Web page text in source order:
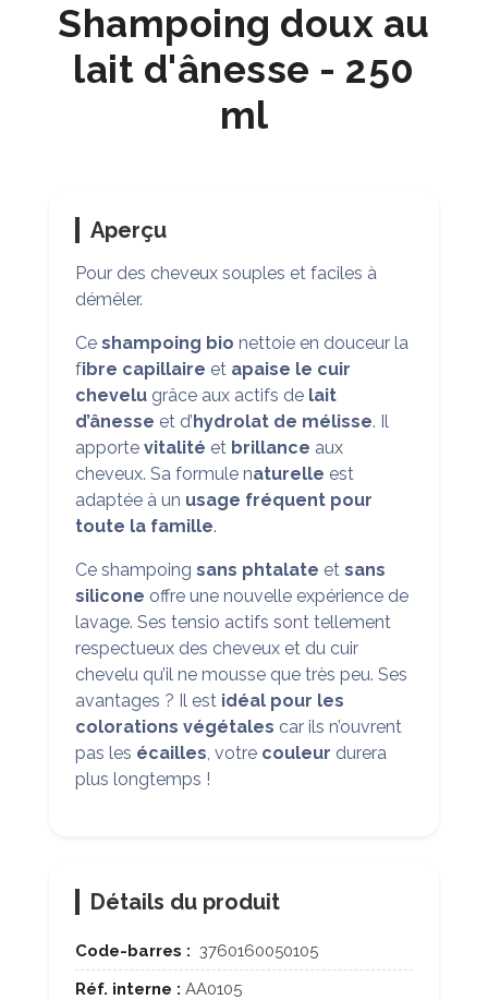
Shampoing doux au
lait d'ânesse - 250
ml
Aperçu
Pour des cheveux souples et faciles à
démêler.
Ce shampoing bio nettoie en douceur la
fibre capillaire et apaise le cuir
chevelu grâce aux actifs de lait
d’ânesse et d’ hydrolat de mélisse. Il
apporte vitalité et brillance aux
cheveux. Sa formule naturelle est
adaptée à un usage fréquent pour
toute la famille.
Ce shampoing sans phtalate et sans
silicone offre une nouvelle expérience de
lavage. Ses tensio actifs sont tellement
respectueux des cheveux et du cuir
chevelu qu’il ne mousse que très peu. Ses
avantages ? Il est idéal pour les
colorations végétales car ils n’ouvrent
pas les écailles, votre couleur durera
plus longtemps !
Détails du produit
Code-barres : 3760160050105
Réf. interne : AA0105